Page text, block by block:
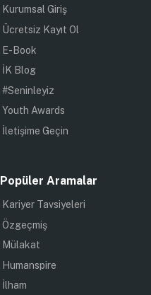
Kurumsal Giriş
Ücretsiz Kayıt Ol
E-Book
İK Blog
#Seninleyiz
Youth Awards
İletişime Geçin
Popüler Aramalar
Kariyer Tavsiyeleri
Özgeçmiş
Mülakat
Humanspire
İlham